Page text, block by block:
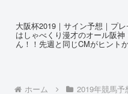
大阪杯2019｜サイン予想｜プ
はしゃべくり漫才のオール阪神
ん！！先週と同じCMがヒント
ホーム 2019年競馬予